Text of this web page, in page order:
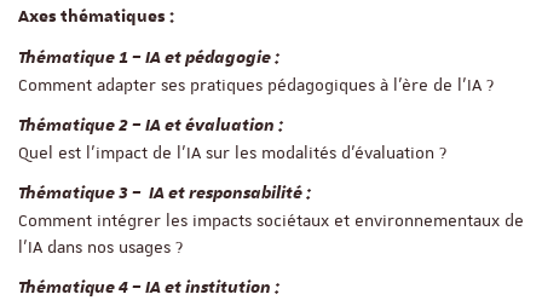
Axes thématiques :
Thématique 1 – IA et pédagogie :
Comment adapter ses pratiques pédagogiques à l’ère de l’IA ?
Thématique 2 – IA et évaluation :
Quel est l’impact de l’IA sur les modalités d’évaluation ?
Thématique 3 – IA et responsabilité :
Comment intégrer les impacts sociétaux et environnementaux de
l’IA dans nos usages ?
Thématique 4 – IA et institution :